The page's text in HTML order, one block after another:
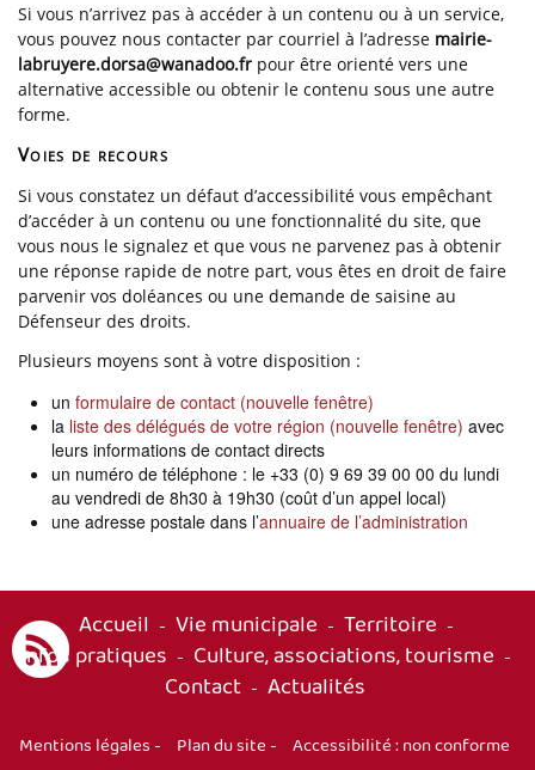
Si vous n’arrivez pas à accéder à un contenu ou à un service,
vous pouvez nous contacter par courriel à l’adresse mairie-
labruyere.dorsa@wanadoo.fr pour être orienté vers une
alternative accessible ou obtenir le contenu sous une autre
forme.
Voies de recours
Si vous constatez un défaut d’accessibilité vous empêchant
d’accéder à un contenu ou une fonctionnalité du site, que
vous nous le signalez et que vous ne parvenez pas à obtenir
une réponse rapide de notre part, vous êtes en droit de faire
parvenir vos doléances ou une demande de saisine au
Défenseur des droits.
Plusieurs moyens sont à votre disposition :
un formulaire de contact (nouvelle fenêtre)
la liste des délégués de votre région (nouvelle fenêtre) avec
leurs informations de contact directs
un numéro de téléphone : le +33 (0) 9 69 39 00 00 du lundi
au vendredi de 8h30 à 19h30 (coût d’un appel local)
une adresse postale dans l’annuaire de l’administration
Accueil - Vie municipale - Territoire -
Infos pratiques - Culture, associations, tourisme -
Contact - Actualités
Mentions légales- Plan du site- Accessibilité : non conforme